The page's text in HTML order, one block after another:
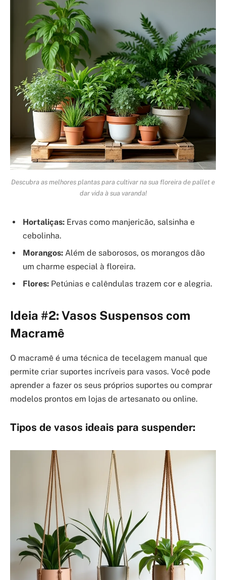
Descubra as melhores plantas para cultivar na sua floreira de pallet e
dar vida à sua varanda!
Hortaliças: Ervas como manjericão, salsinha e
cebolinha.
Morangos: Além de saborosos, os morangos dão
um charme especial à floreira.
Flores: Petúnias e calêndulas trazem cor e alegria.
Ideia #2: Vasos Suspensos com
Macramê
O macramê é uma técnica de tecelagem manual que
permite criar suportes incríveis para vasos. Você pode
aprender a fazer os seus próprios suportes ou comprar
modelos prontos em lojas de artesanato ou online.
Tipos de vasos ideais para suspender: